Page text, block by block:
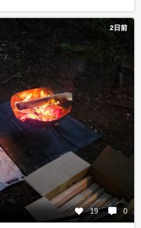
2日前
19 0